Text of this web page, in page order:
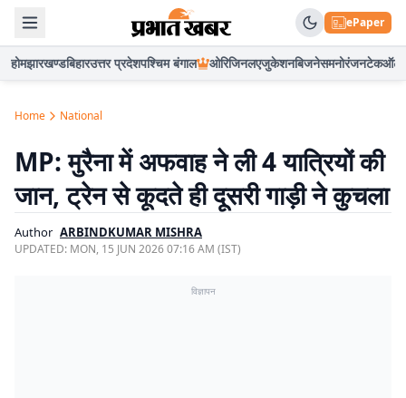
ePaper
होमझारखण्डबिहारउत्तर प्रदेशपश्चिम बंगाल ओरिजिनलएजुकेशनबिजनेसमनोरंजनटेकऑटो
Home National
MP: मुरैना में अफवाह ने ली 4 यात्रियों की
जान, ट्रेन से कूदते ही दूसरी गाड़ी ने कुचला
Author ARBINDKUMAR MISHRA
UPDATED: MON, 15 JUN 2026 07:16 AM (IST)
विज्ञापन